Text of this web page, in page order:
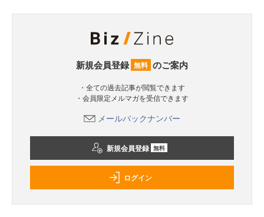
新規会員登録 無料 のご案内
・全ての過去記事が閲覧できます
・会員限定メルマガを受信できます
メールバックナンバー
新規会員登録 無料
ログイン